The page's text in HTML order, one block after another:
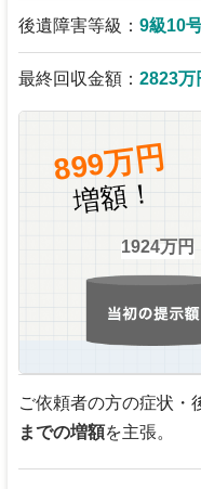
後遺障害等級： 9級10
最終回収金額： 2823万
899万円
増額！
1924万円
ご依頼者の方の症状・
までの増額を主張。